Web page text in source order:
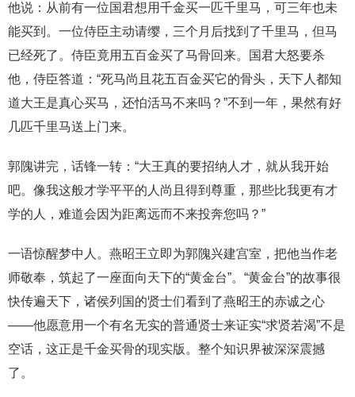
他说：从前有一位国君想用千金买一匹千里马，可三年也未
能买到。一位侍臣主动请缨，三个月后找到了千里马，但马
已经死了。侍臣竟用五百金买了马骨回来。国君大怒要杀
他，侍臣答道：“死马尚且花五百金买它的骨头，天下人都知
道大王是真心买马，还怕活马不来吗？”不到一年，果然有好
几匹千里马送上门来。
郭隗讲完，话锋一转：“大王真的要招纳人才，就从我开始
吧。像我这般才学平平的人尚且得到尊重，那些比我更有才
学的人，难道会因为距离远而不来投奔您吗？”
一语惊醒梦中人。燕昭王立即为郭隗兴建宫室，把他当作老
师敬奉，筑起了一座面向天下的“黄金台”。“黄金台”的故事很
快传遍天下，诸侯列国的贤士们看到了燕昭王的赤诚之心
——他愿意用一个有名无实的普通贤士来证实“求贤若渴”不是
空话，这正是千金买骨的现实版。整个知识界被深深震撼
了。